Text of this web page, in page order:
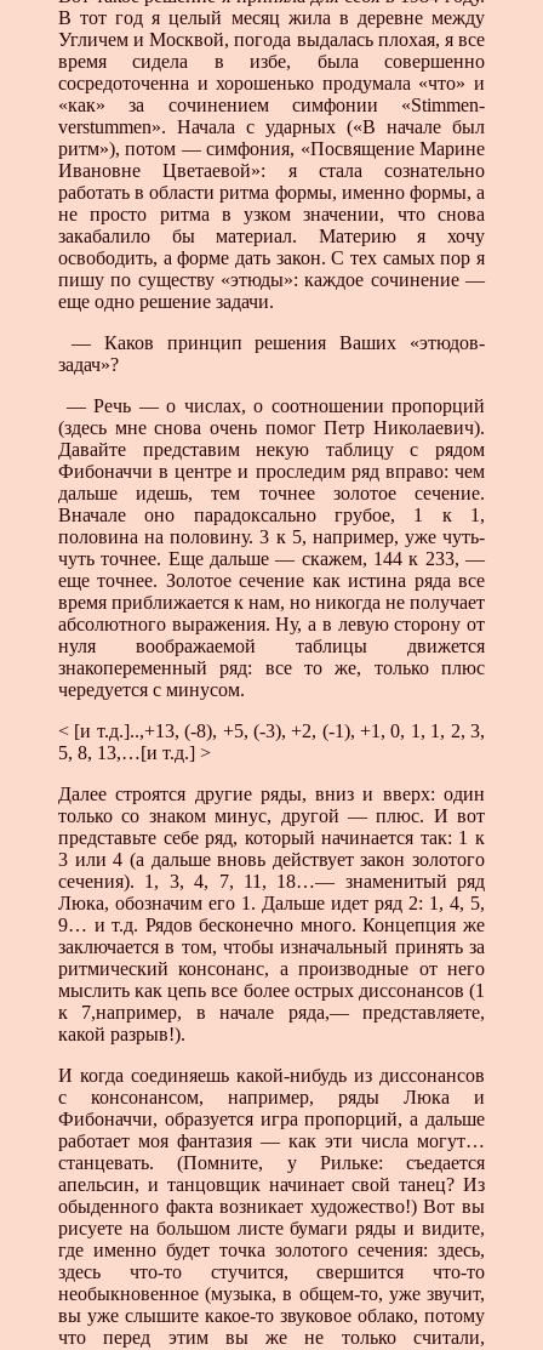
В тот год я целый месяц жила в деревне между
Угличем и Москвой, погода выдалась плохая, я все
время сидела в избе, была совершенно
сосредоточенна и хорошенько продумала «что» и
«как» за сочинением симфонии «Stimmen-
verstummen». Начала с ударных («В начале был
ритм»), потом — симфония, «Посвящение Марине
Ивановне Цветаевой»: я стала сознательно
работать в области ритма формы, именно формы, а
не просто ритма в узком значении, что снова
закабалило бы материал. Материю я хочу
освободить, а форме дать закон. С тех самых пор я
пишу по существу «этюды»: каждое сочинение —
еще одно решение задачи.
— Каков принцип решения Ваших «этюдов-
задач»?
— Речь — о числах, о соотношении пропорций
(здесь мне снова очень помог Петр Николаевич).
Давайте представим некую таблицу с рядом
Фибоначчи в центре и проследим ряд вправо: чем
дальше идешь, тем точнее золотое сечение.
Вначале оно парадоксально грубое, 1 к 1,
половина на половину. 3 к 5, например, уже чуть-
чуть точнее. Еще дальше — скажем, 144 к 233, —
еще точнее. Золотое сечение как истина ряда все
время приближается к нам, но никогда не получает
абсолютного выражения. Ну, а в левую сторону от
нуля воображаемой таблицы движется
знакопеременный ряд: все то же, только плюс
чередуется с минусом.
< [и т.д.]..,+13, (-8), +5, (-3), +2, (-1), +1, 0, 1, 1, 2, 3,
5, 8, 13,…[и т.д.] >
Далее строятся другие ряды, вниз и вверх: один
только со знаком минус, другой — плюс. И вот
представьте себе ряд, который начинается так: 1 к
3 или 4 (а дальше вновь действует закон золотого
сечения). 1, 3, 4, 7, 11, 18…— знаменитый ряд
Люка, обозначим его 1. Дальше идет ряд 2: 1, 4, 5,
9… и т.д. Рядов бесконечно много. Концепция же
заключается в том, чтобы изначальный принять за
ритмический консонанс, а производные от него
мыслить как цепь все более острых диссонансов (1
к 7,например, в начале ряда,— представляете,
какой разрыв!).
И когда соединяешь какой-нибудь из диссонансов
с консонансом, например, ряды Люка и
Фибоначчи, образуется игра пропорций, а дальше
работает моя фантазия — как эти числа могут…
станцевать. (Помните, у Рильке: съедается
апельсин, и танцовщик начинает свой танец? Из
обыденного факта возникает художество!) Вот вы
рисуете на большом листе бумаги ряды и видите,
где именно будет точка золотого сечения: здесь,
здесь что-то стучится, свершится что-то
необыкновенное (музыка, в общем-то, уже звучит,
вы уже слышите какое-то звуковое облако, потому
что перед этим вы же не только считали,